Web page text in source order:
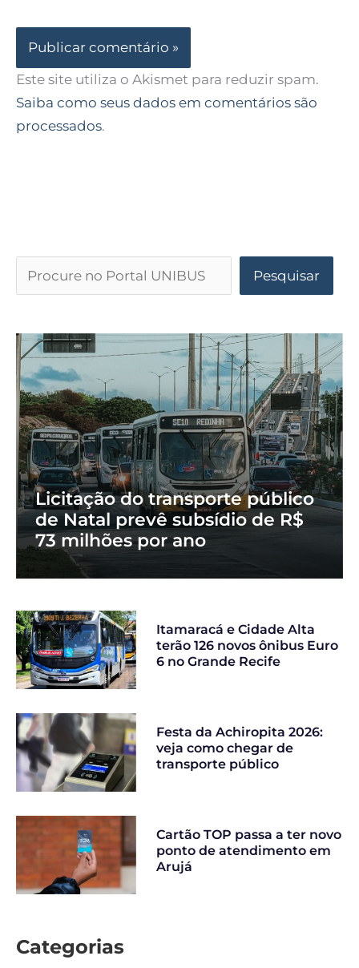
Este site utiliza o Akismet para reduzir spam.
Saiba como seus dados em comentários são
processados.
Pesquisar
Licitação do transporte público
de Natal prevê subsídio de R$
73 milhões por ano
Itamaracá e Cidade Alta
terão 126 novos ônibus Euro
6 no Grande Recife
Festa da Achiropita 2026:
veja como chegar de
transporte público
Cartão TOP passa a ter novo
ponto de atendimento em
Arujá
Categorias